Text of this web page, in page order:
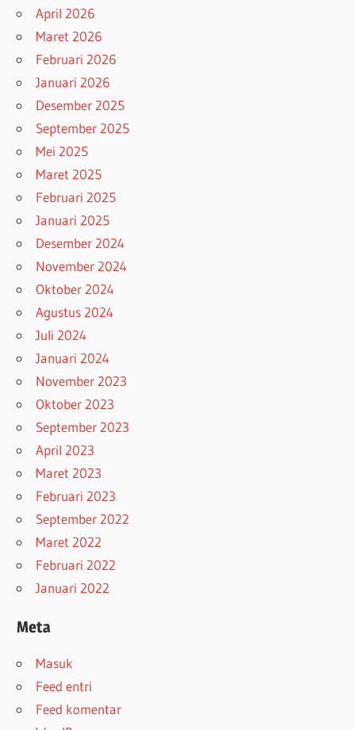
April 2026
Maret 2026
Februari 2026
Januari 2026
Desember 2025
September 2025
Mei 2025
Maret 2025
Februari 2025
Januari 2025
Desember 2024
November 2024
Oktober 2024
Agustus 2024
Juli 2024
Januari 2024
November 2023
Oktober 2023
September 2023
April 2023
Maret 2023
Februari 2023
September 2022
Maret 2022
Februari 2022
Januari 2022
Meta
Masuk
Feed entri
Feed komentar